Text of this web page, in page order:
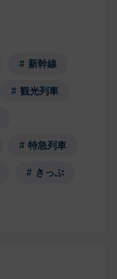
新幹線
観光列車
特急列車
きっぷ